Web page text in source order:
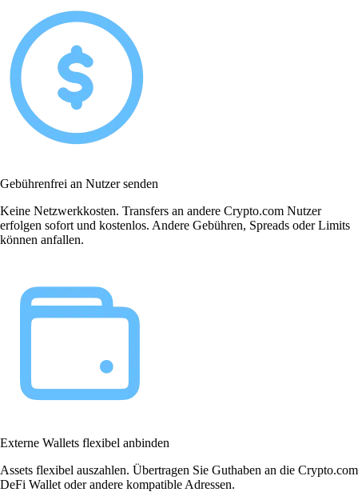
Gebührenfrei an Nutzer senden
Keine Netzwerkkosten. Transfers an andere Crypto.com Nutzer
erfolgen sofort und kostenlos. Andere Gebühren, Spreads oder Limits
können anfallen.
Externe Wallets flexibel anbinden
Assets flexibel auszahlen. Übertragen Sie Guthaben an die Crypto.com
DeFi Wallet oder andere kompatible Adressen.